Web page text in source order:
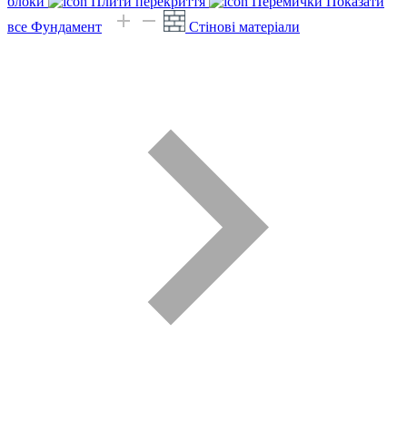
все Фундамент
Стінові матеріали